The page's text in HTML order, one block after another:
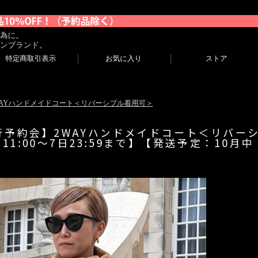
に。
ブランド。
特定商取引表示 お気に入り ストア
ハンドメイドコート＜リバーシブル着用可＞
予約会】2WAYハンドメイドコート＜リバーシ
～7日23:59まで】【発送予定：10月中